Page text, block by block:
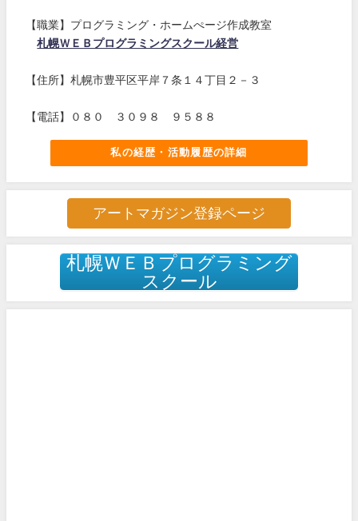
【職業】プログラミング・ホームぺージ作成教室
札幌ＷＥＢプログラミングスクール経営
【住所】札幌市豊平区平岸７条１４丁目２－３
【電話】０８０ ３０９８ ９５８８
私の経歴・活動履歴の詳細
アートマガジン登録ページ
札幌ＷＥＢプログラミング
スクール